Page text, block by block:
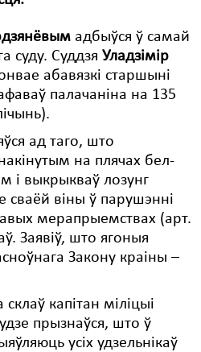
адбыўся ў самай
суду. Суддзя Уладзімір
абавязкі старшыні
палачаніна на 135
ад таго, што
на плячах бел-
і выкрыкваў лозунг
віны ў парушэнні
мерапрыемствах (арт.
Заявіў, што ягоныя
Закону краіны –
капітан міліцыі
прызнаўся, што ў
усіх удзельнікаў